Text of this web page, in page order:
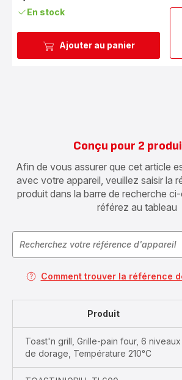
Ajouter au panier
En stock
Conçu pour 2
Afin de vous assurer que cet article
avec votre appareil, veuillez saisir la
produit dans la barre de recherche
référez au tableau
Comment trouver la référence
Produit
Toast'n grill, Grille-pain four, 6 niveaux
de dorage, Température 210°C